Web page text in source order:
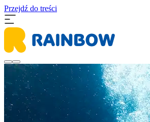
Przejdź do treści